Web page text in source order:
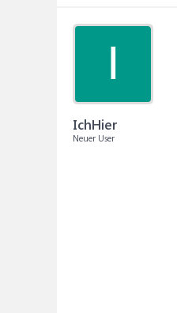
I
IchHier
Neuer User